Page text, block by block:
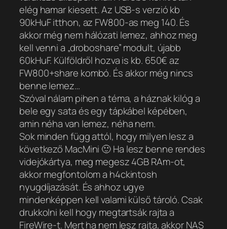
elég hamar kiesett. Az USB-s verzió kb
90kHuF itthon, az FW800-as meg 140. És
akkor még nem hálózati lemez, ahhoz meg
kell venni a „droboshare” modult, újabb
60kHuF. Külföldről hozva is kb. 650€ az
FW800+share kombó. És akkor még nincs
benne lemez…
Szóval nálam pihen a téma, a háznak kilóg a
bele egy sata és egy tápkábel képében,
amin néha van lemez, néha nem.
Sok minden függ attól, hogy milyen lesz a
következő MacMini 🙂 Ha lesz benne rendes
videjókártya, meg megesz 4GB RAm-ot,
akkor megfontolom a h4ckintosh
nyugdíjazását. És ahhoz ugye
mindenképpen kell valami külső tároló. Csak
drukkolni kell hogy megtartsák rajta a
FireWire-t. Mert ha nem lesz rajta, akkor NAS